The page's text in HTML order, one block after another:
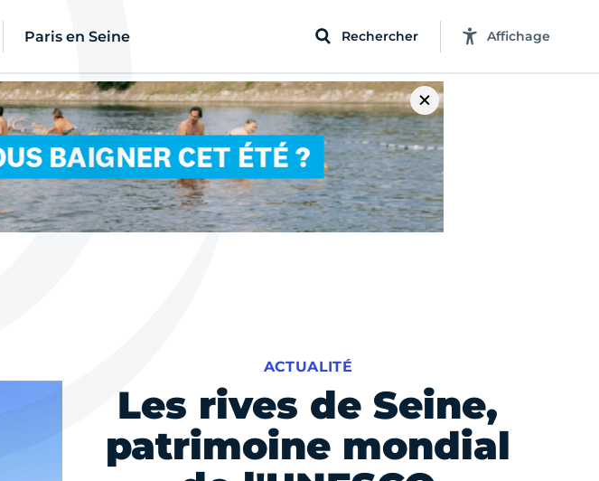
Paris en Seine Rechercher Affichage
Les rives de Seine,
patrimoine mondial
ACTUALITÉ